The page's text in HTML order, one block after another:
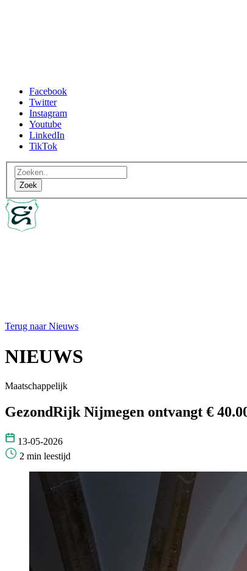
Facebook
Twitter
Instagram
Youtube
LinkedIn
TikTok
Terug naar Nieuws
NIEUWS
Maatschappelijk
GezondRijk Nijmegen ontvangt €
13-05-2026
2 min leestijd